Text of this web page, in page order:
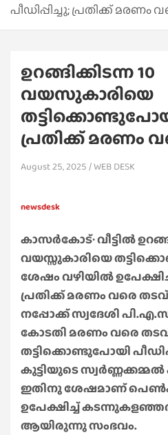
പീഡിപ്പിച്ചു; പ്രതിക്ക് മരണം
ഉറങ്ങിക്കിടന്ന 10
വയസുകാരിയെ
പ്രതിക്ക് മരണം
August 25, 2025 WEB DESK
newsdesk
കാസർകോട്∙ വീട്ടിൽ
വയസ്സുകാരിയെ
ശേഷം വഴിയില്‍
പ്രതിക്ക് മരണം വരെ
നപ്പോക്ക് സ്വദേശി
കോടതി മരണം വരെ
തട്ടിക്കൊണ്ടുപോയി
കുട്ടിയുടെ
ഇതിനു ശേഷമാണ്
ഉപേക്ഷിച്ച്
ആയിരുന്നു സംഭവം.